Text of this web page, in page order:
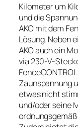
Kilometer um
und die
AKO mit dem
Lösung. Neben
AKO auch ein
via 230-V-
Zaunspannung
etwas nicht
und/oder seine